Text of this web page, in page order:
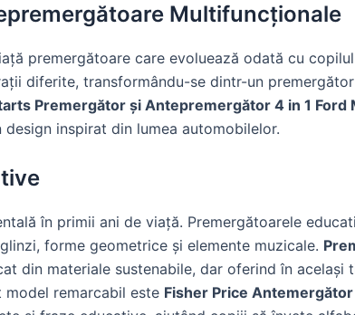
Multifuncționale
premergătoare care evoluează odată cu
diferite, transformându-se dintr-un
Premergător și Antepremergător 4 in 1 Ford
inspirat din lumea automobilelor.
în primii ani de viață. Premergătoarele
forme geometrice și elemente muzicale.
din materiale sustenabile, dar oferind în
model remarcabil este Fisher Price